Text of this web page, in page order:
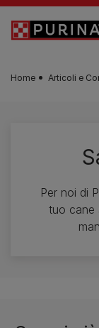
Skip to main
Home Articoli e
Per noi di
tuo cane